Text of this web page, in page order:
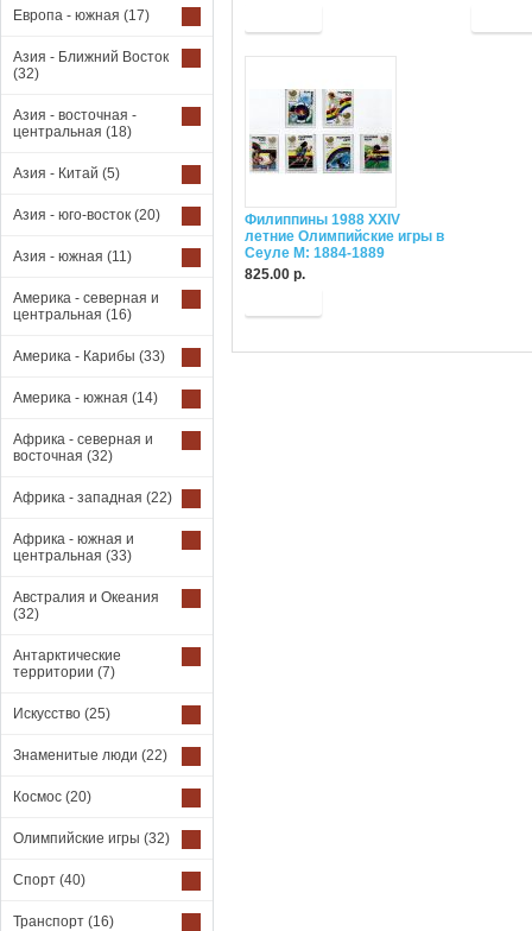
Европа - южная (17)
Азия - Ближний Восток
(32)
Азия - восточная -
центральная (18)
Азия - Китай (5)
Азия - юго-восток (20)
Азия - южная (11)
Америка - северная и
центральная (16)
Америка - Карибы (33)
Америка - южная (14)
Африка - северная и
восточная (32)
Африка - западная (22)
Африка - южная и
центральная (33)
Австралия и Океания
(32)
Антарктические
территории (7)
Искусство (25)
Знаменитые люди (22)
Космос (20)
Олимпийские игры (32)
Спорт (40)
Транспорт (16)
Филиппины 1988 XXIV
летние Олимпийские игры в
Сеуле М: 1884-1889
825.00 р.